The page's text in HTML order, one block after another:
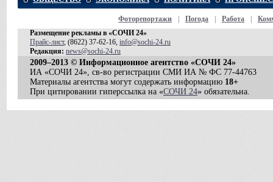
Фоторепортажи Погода Работа
Размещение рекламы в «СОЧИ 24»
Прайс-лист, (8622) 37-62-16, info@sochi-24.ru
Редакция: news@sochi-24.ru
2009–2013 © Информационное агентство «СОЧИ 24»
ИА «СОЧИ 24», св-во регистрации СМИ ИА № ФС 77-44763
Материалы агентства могут содержать информацию 18+
При цитировании гиперссылка на «СОЧИ 24» обязательна.